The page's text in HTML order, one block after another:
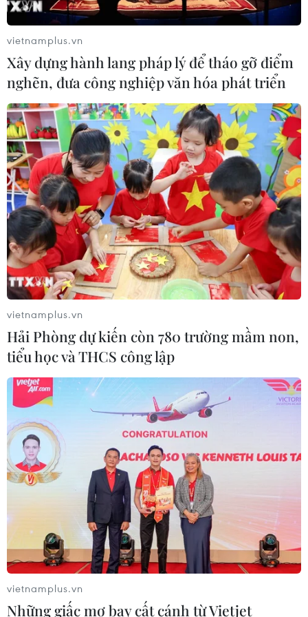
dọa của IS đối với hòa bình, an ninh
quốc tế
05/08/2026 23:15
Mỹ hoàn trả khoảng 100 tỷ USD thuế
quan sau phán quyết của Tòa án Tối
cao
05/08/2026 22:58
Tổng Bí thư, Chủ tịch nước tiếp Tư
lệnh Bộ Chỉ huy Thái Bình Dương
Hoa Kỳ
05/08/2026 12:29
Mỹ truy tố đối tượng bị bắt tại sân
golf của Tổng thống Trump
05/08/2026 06:57
Xem thêm
CƠ QUAN CHỦ QUẢN: THÔNG TẤN XÃ VIỆT NAM
Tổng Biên tập: TRẦN TIẾN DUẨN
Phó Tổng Biên tập: NGUYỄN THỊ TÁM, KHÚC THANH
THỦY
Sở hữu trí tuệ
Quy định sử dụng
vietnamplus.vn
Xây dựng hành lang pháp lý để tháo gỡ điểm
nghẽn, đưa công nghiệp văn hóa phát triển
vietnamplus.vn
Hải Phòng dự kiến còn 780 trường mầm non,
tiểu học và THCS công lập
vietnamplus.vn
Những giấc mơ bay cất cánh từ Vietjet